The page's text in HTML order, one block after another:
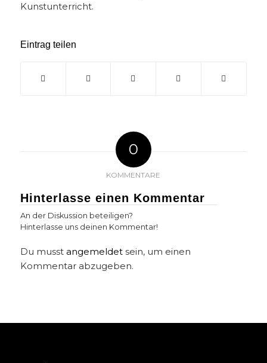
Kunstunterricht.
Eintrag teilen
0
KOMMENTARE
Hinterlasse einen Kommentar
An der Diskussion beteiligen?
Hinterlasse uns deinen Kommentar!
Du musst angemeldetsein, um einen
Kommentar abzugeben.